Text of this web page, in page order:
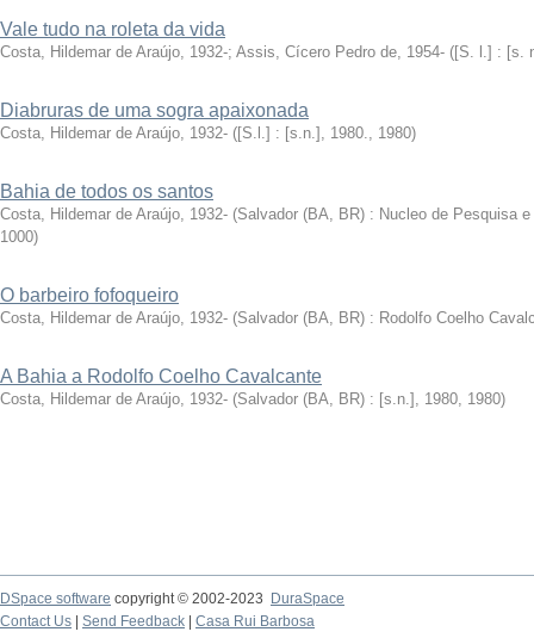
Vale tudo na roleta da vida
Costa, Hildemar de Araújo, 1932-; Assis, Cícero Pedro de, 1954- ([S. l.] : [s.
Diabruras de uma sogra apaixonada
Costa, Hildemar de Araújo, 1932- ([S.l.] : [s.n.], 1980., 1980)
Bahia de todos os santos
Costa, Hildemar de Araújo, 1932- (Salvador (BA, BR) : Nucleo de Pesquisa
1000)
O barbeiro fofoqueiro
Costa, Hildemar de Araújo, 1932- (Salvador (BA, BR) : Rodolfo Coelho
A Bahia a Rodolfo Coelho Cavalcante
Costa, Hildemar de Araújo, 1932- (Salvador (BA, BR) : [s.n.], 1980, 1980)
DSpace software copyright © 2002-2023
DuraSpace
Contact Us
Send Feedback Casa Rui Barbosa